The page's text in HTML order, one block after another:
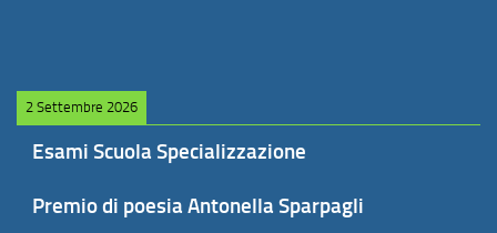
2 Settembre 2026
Esami Scuola Specializzazione
Premio di poesia Antonella Sparpagli